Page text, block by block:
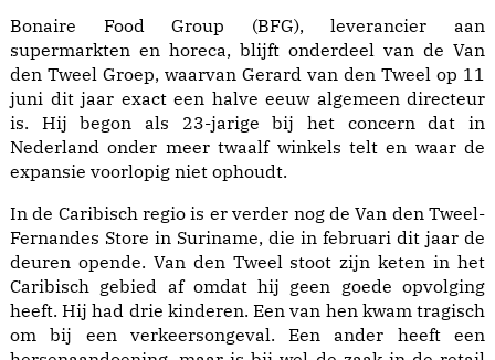
Bonaire Food Group (BFG), leverancier aan
supermarkten en horeca, blijft onderdeel van de Van
den Tweel Groep, waarvan Gerard van den Tweel op 11
juni dit jaar exact een halve eeuw algemeen directeur
is. Hij begon als 23-jarige bij het concern dat in
Nederland onder meer twaalf winkels telt en waar de
expansie voorlopig niet ophoudt.
In de Caribisch regio is er verder nog de Van den Tweel-
Fernandes Store in Suriname, die in februari dit jaar de
deuren opende. Van den Tweel stoot zijn keten in het
Caribisch gebied af omdat hij geen goede opvolging
heeft. Hij had drie kinderen. Een van hen kwam tragisch
om bij een verkeersongeval. Een ander heeft een